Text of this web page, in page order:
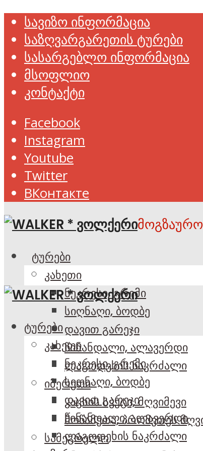
სავიზო ინფორმაცია
საზღვარგარეთის ტურები
სასარგებლო ინფორმაცია
მსოფლიო
კონტაქტი
Facebook
Instagram
Youtube
Twitter
ВКонтакте
ტურები
კახეთი
ნეკრესი, გრემი
სიღნაღი, ბოდბე
დავით გარეჯი
წინანდალი, ალავერდი
ლაგოდეხის ნაკრძალი
იმერეთი
კაცხის სვეტი, მღვიმევი
მოწამეთა, პრომეთეს
სამეგრელო
ტურები
კახეთი
ნეკრესი, გრემი
სიღნაღი, ბოდბე
დავით გარეჯი
წინანდალი, ალავერდი
ლაგოდეხის ნაკრძალი